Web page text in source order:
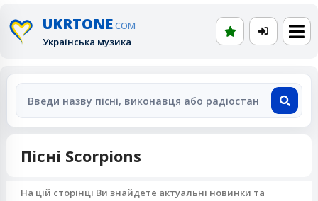
UKRTONE.COM
Українська музика
Пісні Scorpions
На цій сторінці Ви знайдете актуальні новинки та